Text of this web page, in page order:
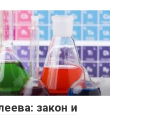
закон и